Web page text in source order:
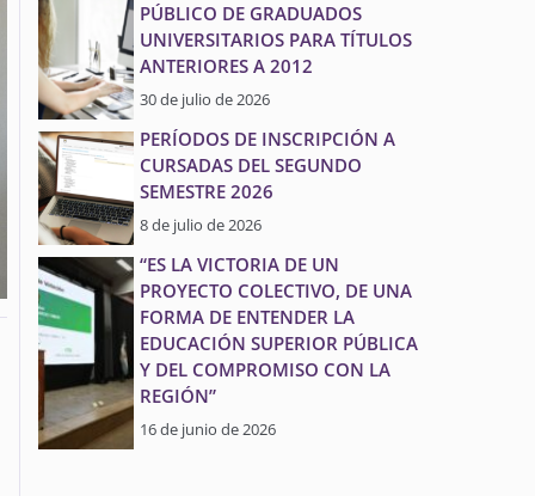
PÚBLICO DE GRADUADOS
UNIVERSITARIOS PARA TÍTULOS
ANTERIORES A 2012
30 de julio de 2026
PERÍODOS DE INSCRIPCIÓN A
CURSADAS DEL SEGUNDO
SEMESTRE 2026
8 de julio de 2026
“ES LA VICTORIA DE UN
PROYECTO COLECTIVO, DE UNA
FORMA DE ENTENDER LA
EDUCACIÓN SUPERIOR PÚBLICA
Y DEL COMPROMISO CON LA
REGIÓN”
16 de junio de 2026